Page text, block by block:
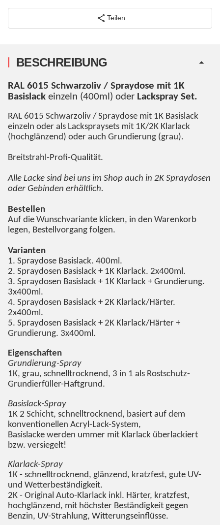
Teilen
BESCHREIBUNG
RAL 6015 Schwarzoliv / Spraydose mit 1K
Basislack einzeln (400ml) oder Lackspray Set.
RAL 6015 Schwarzoliv / Spraydose mit 1K Basislack
einzeln oder als Lackspraysets mit 1K/2K Klarlack
(hochglänzend) oder auch Grundierung (grau).
Breitstrahl-Profi-Qualität.
Alle Lacke sind bei uns im Shop auch in 2K Spraydosen
oder Gebinden erhältlich.
Bestellen
Auf die Wunschvariante klicken, in den Warenkorb
legen, Bestellvorgang folgen.
Varianten
1. Spraydose Basislack. 400ml.
2. Spraydosen Basislack + 1K Klarlack. 2x400ml.
3. Spraydosen Basislack + 1K Klarlack + Grundierung.
3x400ml.
4. Spraydosen Basislack + 2K Klarlack/Härter.
2x400ml.
5. Spraydosen Basislack + 2K Klarlack/Härter +
Grundierung. 3x400ml.
Eigenschaften
Grundierung-Spray
1K, grau, schnelltrocknend, 3 in 1 als Rostschutz-
Grundierfüller-Haftgrund.
Basislack-Spray
1K 2 Schicht, schnelltrocknend, basiert auf dem
konventionellen Acryl-Lack-System,
Basislacke werden ummer mit Klarlack überlackiert
bzw. versiegelt!
Klarlack-Spray
1K - schnelltrocknend, glänzend, kratzfest, gute UV-
und Wetterbeständigkeit.
2K - Original Auto-Klarlack inkl. Härter, kratzfest,
hochglänzend, mit höchster Beständigkeit gegen
Benzin, UV-Strahlung, Witterungseinflüsse.